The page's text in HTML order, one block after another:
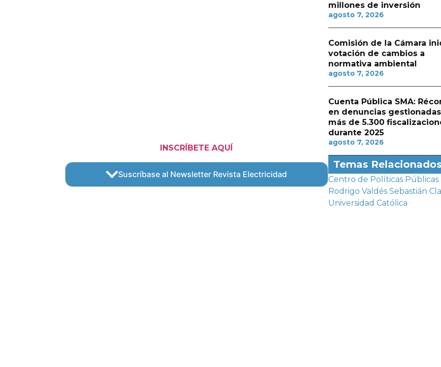
INSCRÍBETE AQUÍ
Suscríbase al Newsletter Revista Electricidad
millones de inversión
agosto 7, 2026
Comisión de la Cámara
votación de cambios a
normativa ambiental
agosto 7, 2026
Cuenta Pública SMA:
en denuncias
más de 5.300
durante 2025
agosto 7, 2026
Temas Relacionados
Centro de Políticas Públicas
Rodrigo Valdés Sebastián
Universidad Católica